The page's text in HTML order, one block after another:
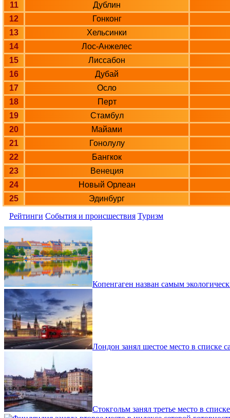
11
Дублин
12
Гонконг
13
Хельсинки
14
Лос-Анжелес
15
Лиссабон
16
Дубай
17
Осло
18
Перт
19
Стамбул
20
Майами
21
Гонолулу
22
Бангкок
23
Венеция
24
Новый Орлеан
25
Эдинбург
Рейтинги События и происшествия Туризм
Копенгаген назван самым
Лондон занял шестое место в списке
Стокгольм занял третье место в